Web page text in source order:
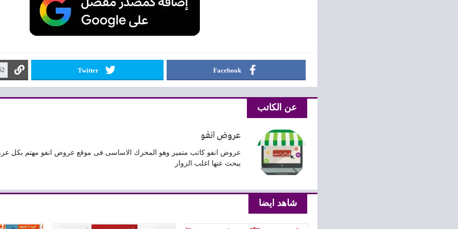
Facebook
Twitter
عن الكاتب
عروض انفو
عروض انفو كاتب متميز وهو المحرك الاساسى فى موقع عروض انفو مهتم بكل
يبحث عنها اغلب الزوار
شاهد ايضا